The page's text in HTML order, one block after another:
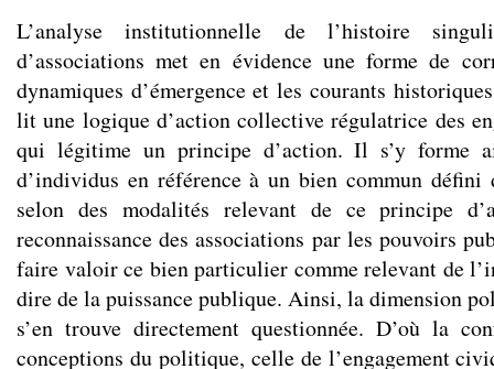
L’analyse institutionnelle de l’histoire
d’associations met en évidence une forme de
dynamiques d’émergence et les courants
lit une logique d’action collective régulatrice des
qui légitime un principe d’action. Il s’y forme
d’individus en référence à un bien commun défini
selon des modalités relevant de ce principe
reconnaissance des associations par les pouvoirs
faire valoir ce bien particulier comme relevant de
dire de la puissance publique. Ainsi, la dimension
s’en trouve directement questionnée. D’où la
conceptions du politique, celle de l’engagement